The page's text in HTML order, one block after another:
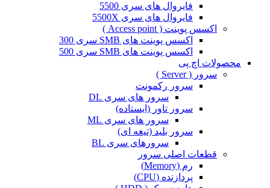
فایروال های سری 5500
فایروال های سری 5500X
اکسس پوینت ( Access point )
اکسس پوینت های SMB سری 300
اکسس پوینت های SMB سری 500
محصولات اچ پی
سرور ( Server )
سرور رکمونت
سرور های سری DL
سرور تاور (ایستاده)
سرور های سری ML
سرور بلید (تیغه ای)
سرورهای سری BL
قطعات اصلی سرور
رم (Memory)
پردازنده (CPU)